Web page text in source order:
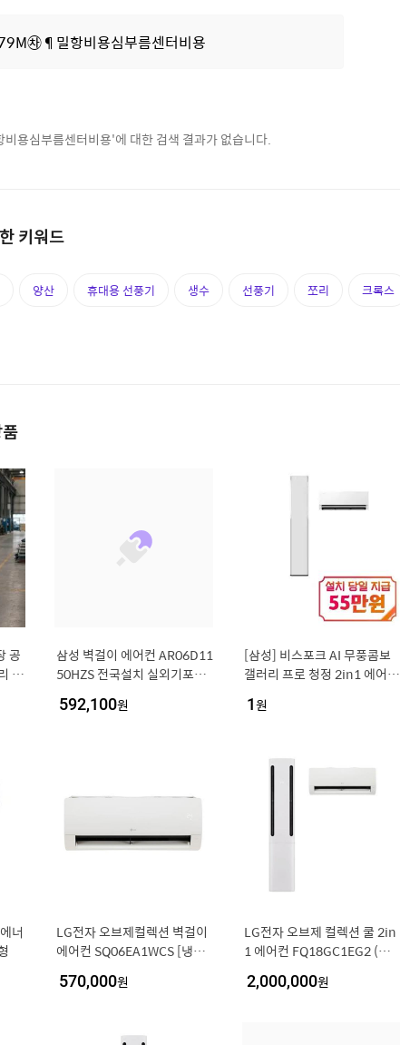
용심부름센터비용'에 대한 검색 결과가 없습니다.
키워드
양산 휴대용 선풍기 생수 선풍기 쪼리 크록스
공
실
삼성 벽걸이 에어컨 AR06D11
50HZS 전국설치 실외기포함
592,100원
[삼성] 비스포크 AI 무풍콤보
갤러리 프로 청정 2in1 에어컨
트/에센셜 화이트) / AF90H1
1원
너
LG전자 오브제컬렉션 벽걸이
에어컨 SQ06EA1WCS [냉방
치비동일]
570,000원
LG전자 오브제 컬렉션 쿨 2in
1 에어컨 FQ18GC1EG2 (일
㎥] (실외기포함) [전국설치비
2,000,000원